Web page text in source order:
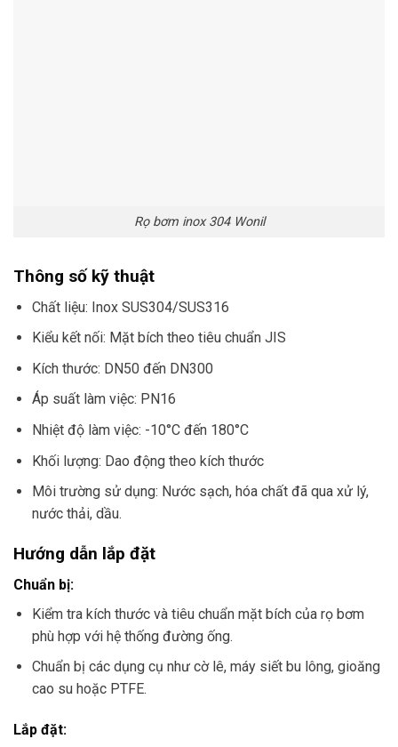
Rọ bơm inox 304 Wonil
Thông số kỹ thuật
Chất liệu: Inox SUS304/SUS316
Kiểu kết nối: Mặt bích theo tiêu chuẩn JIS
Kích thước: DN50 đến DN300
Áp suất làm việc: PN16
Nhiệt độ làm việc: -10°C đến 180°C
Khối lượng: Dao động theo kích thước
Môi trường sử dụng: Nước sạch, hóa chất đã qua xử lý,
nước thải, dầu.
Hướng dẫn lắp đặt
Chuẩn bị:
Kiểm tra kích thước và tiêu chuẩn mặt bích của rọ bơm
phù hợp với hệ thống đường ống.
Chuẩn bị các dụng cụ như cờ lê, máy siết bu lông, gioăng
cao su hoặc PTFE.
Lắp đặt: